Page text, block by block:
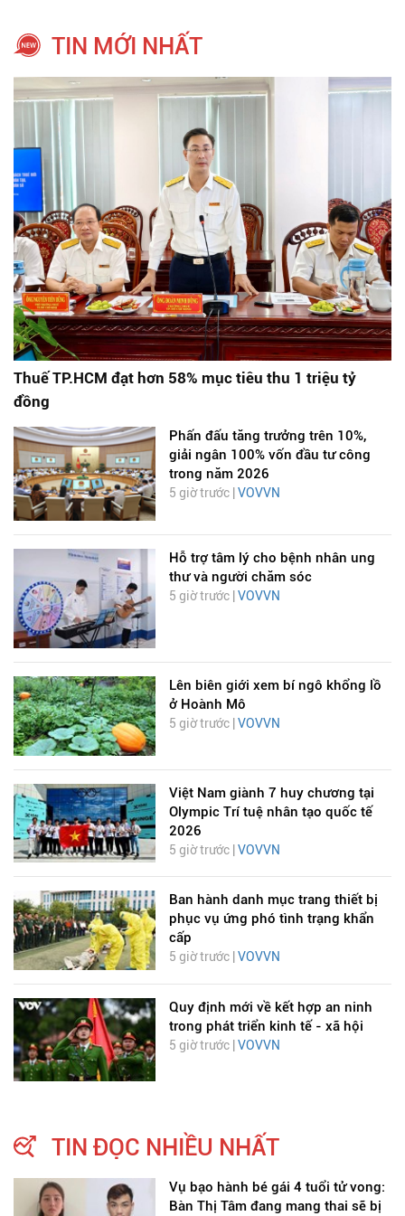
TIN MỚI NHẤT
Thuế TP.HCM đạt hơn 58% mục tiêu thu 1 triệu tỷ
đồng
Phấn đấu tăng trưởng trên 10%,
giải ngân 100% vốn đầu tư công
trong năm 2026
5 giờ trước | VOVVN
Hỗ trợ tâm lý cho bệnh nhân ung
thư và người chăm sóc
5 giờ trước | VOVVN
Lên biên giới xem bí ngô khổng lồ
ở Hoành Mô
5 giờ trước | VOVVN
Việt Nam giành 7 huy chương tại
Olympic Trí tuệ nhân tạo quốc tế
2026
5 giờ trước | VOVVN
Ban hành danh mục trang thiết bị
phục vụ ứng phó tình trạng khẩn
cấp
5 giờ trước | VOVVN
Quy định mới về kết hợp an ninh
trong phát triển kinh tế - xã hội
5 giờ trước | VOVVN
TIN ĐỌC NHIỀU NHẤT
Vụ bạo hành bé gái 4 tuổi tử vong:
Bàn Thị Tâm đang mang thai sẽ bị